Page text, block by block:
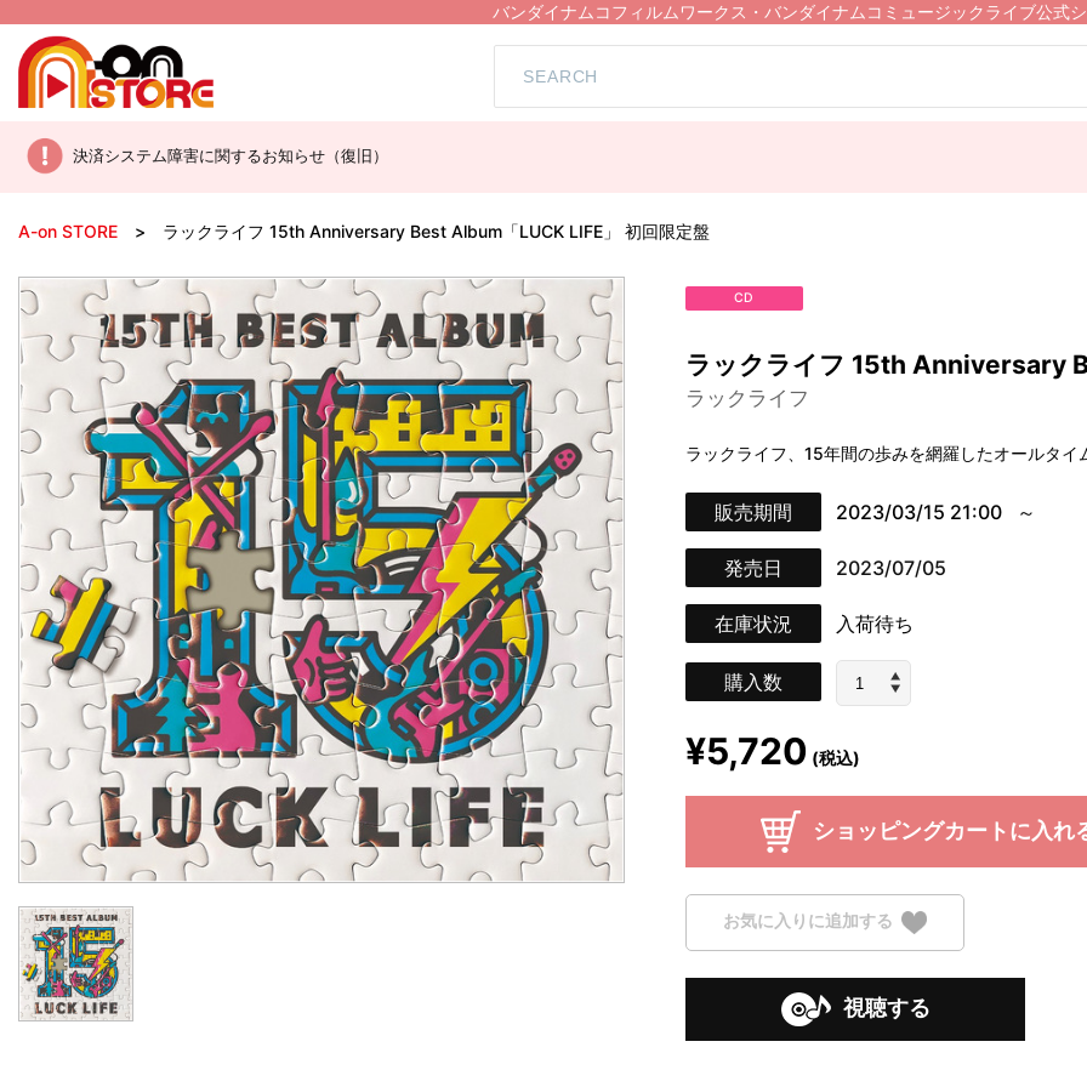
バンダイナムコフィルムワークス・バンダイナムコミュージックライブ公式
決済システム障害に関するお知らせ（復旧）
A-on STORE ラックライフ 15th Anniversary Best Album「LUCK LIFE」 初回限定盤
CD
ラックライフ 15th Anniversary
ラックライフ
ラックライフ、15年間の歩みを網羅したオールタ
販売期間 2023/03/15 21:00
発売日 2023/07/05
在庫状況 入荷待ち
購入数
¥5,720 (税込)
ショッピングカートに入れ
お気に入りに追加する
視聴する